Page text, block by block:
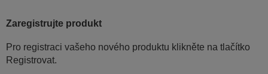
Zaregistrujte produkt
Pro registraci vašeho nového produktu klikněte na tlačítko
Registrovat.